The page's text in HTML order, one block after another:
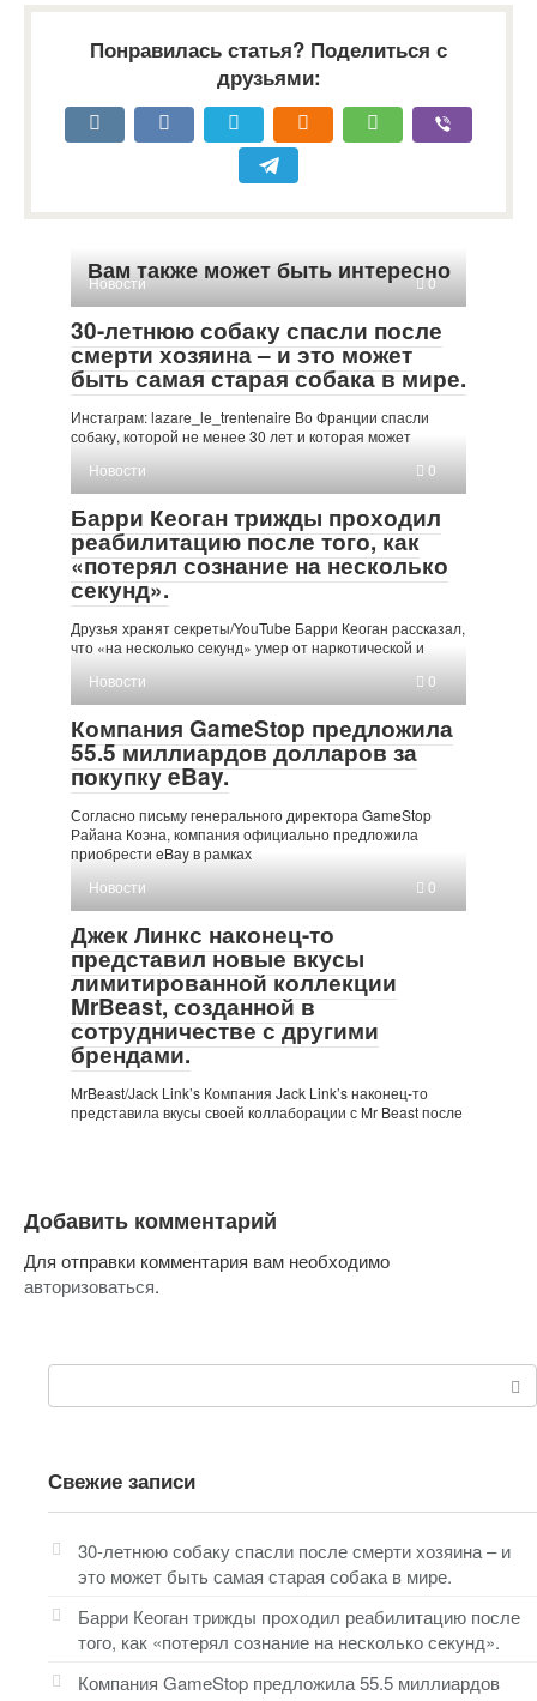
Понравилась статья? Поделиться с
друзьями:
Вам также может быть интересно
Новости 0
30-летнюю собаку спасли после
смерти хозяина – и это может
быть самая старая собака в мире.
Инстаграм: lazare_le_trentenaire Во Франции спасли
собаку, которой не менее 30 лет и которая может
Новости
0
Барри Кеоган трижды проходил
реабилитацию после того, как
«потерял сознание на несколько
секунд».
Друзья хранят секреты/YouTube Барри Кеоган рассказал,
что «на несколько секунд» умер от наркотической и
Новости
0
Компания GameStop предложила
55.5 миллиардов долларов за
покупку eBay.
Согласно письму генерального директора GameStop
Райана Коэна, компания официально предложила
приобрести eBay в рамках
Новости
0
Джек Линкс наконец-то
представил новые вкусы
лимитированной коллекции
MrBeast, созданной в
сотрудничестве с другими
брендами.
MrBeast/Jack Link’s Компания Jack Link’s наконец-то
представила вкусы своей коллаборации с Mr Beast после
Добавить комментарий
Для отправки комментария вам необходимо
авторизоваться.
Поиск:
Свежие записи
30-летнюю собаку спасли после смерти хозяина – и
это может быть самая старая собака в мире.
Барри Кеоган трижды проходил реабилитацию после
того, как «потерял сознание на несколько секунд».
Компания GameStop предложила 55.5 миллиардов